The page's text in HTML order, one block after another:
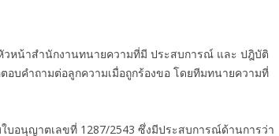
หน้าสำนักงานทนายความที่มี ประสบการณ์ และ ปฎิบัติ
อบคำถามต่อลูกความเมื่อถูกร้องขอ โดยทีมทนายความที่
อนุญาตเลขที่ 1287/2543 ซึ่งมีประสบการณ์ด้านการว่า